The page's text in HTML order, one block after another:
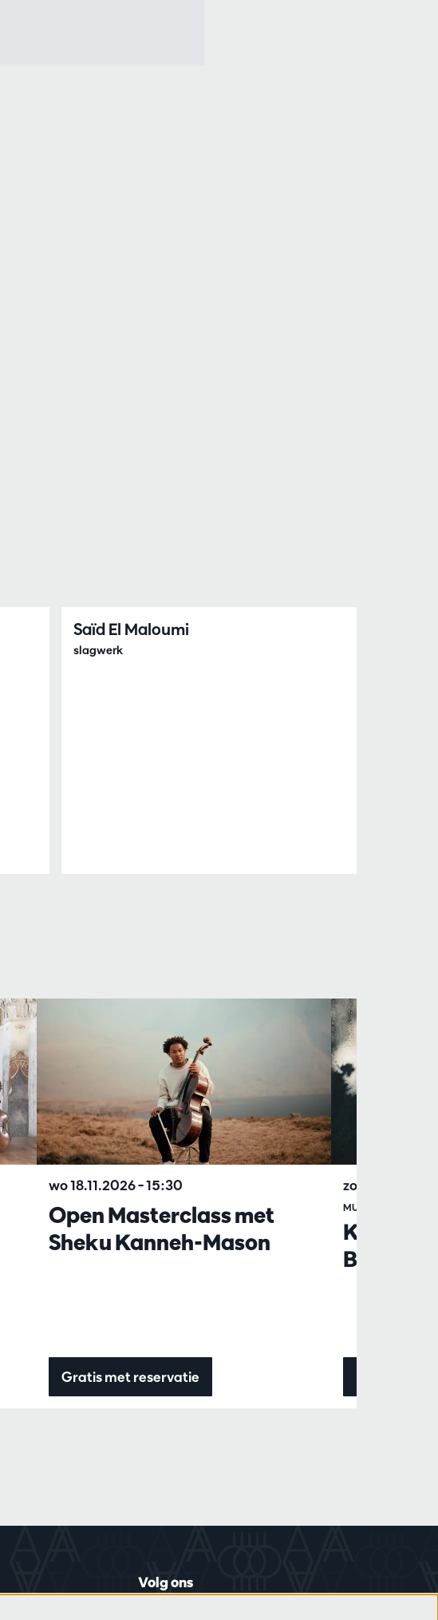
Saïd El Maloumi
slagwerk
Open Masterclass met
Sheku Kanneh-Mason
wo 18.11.2026– 15:30
Gratis met reservatie
MUSICI VAN HET
zo 06.06.2027
Volg ons